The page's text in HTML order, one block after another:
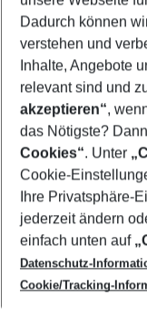
Footer
Footer navigation
Über uns
AGB
Cookie-
Cookie-Richtlinie
Datenschutz
Service & Hilfe
Barrierefreies
Check-in
Folgen Sie uns
Dadurch können
verstehen und
Inhalte, Angebote
relevant sind und
akzeptieren“,
das Nötigste?
Cookies“. Unter
Cookie-
Ihre Privatsphäre-
jederzeit ändern
einfach unten auf
Datenschutz-
Cookie/Tracking-